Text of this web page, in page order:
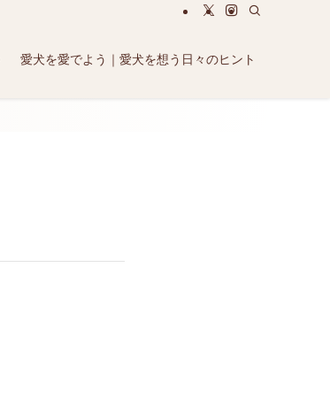
愛犬を愛でよう｜愛犬を想う日々のヒント